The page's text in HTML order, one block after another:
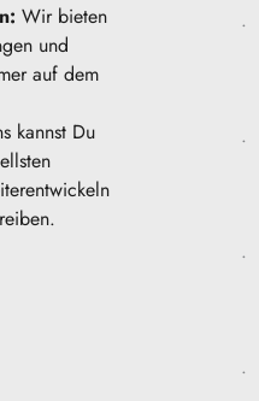
Wir bieten
und
auf dem
kannst Du